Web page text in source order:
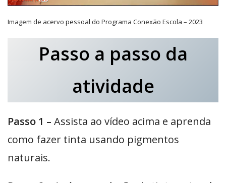
Imagem de acervo pessoal do Programa Conexão Escola – 2023
Passo a passo da
atividade
Passo 1 – Assista ao vídeo acima e aprenda
como fazer tinta usando pigmentos
naturais.